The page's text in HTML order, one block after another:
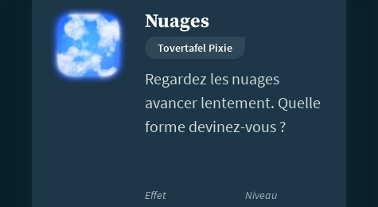
Nuages
Tovertafel Pixie
Regardez les nuages
avancer lentement. Quelle
forme devinez-vous ?
Effet
Niveau
savoir
plus